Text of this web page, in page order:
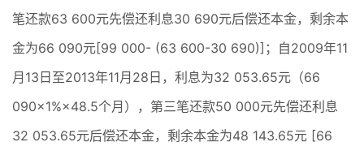
笔还款63 600元先偿还利息30 690元后偿还本金，剩余本
金为66 090元[99 000- (63 600-30 690)]；自2009年11
月13日至2013年11月28日，利息为32 053.65元（66
090×1%×48.5个月），第三笔还款50 000元先偿还利息
32 053.65元后偿还本金，剩余本金为48 143.65元 [66